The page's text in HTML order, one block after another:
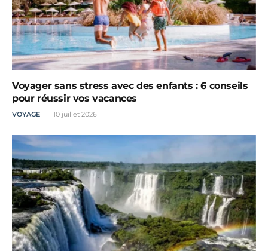
Voyager sans stress avec des enfants : 6 conseils
pour réussir vos vacances
VOYAGE 10 juillet 2026